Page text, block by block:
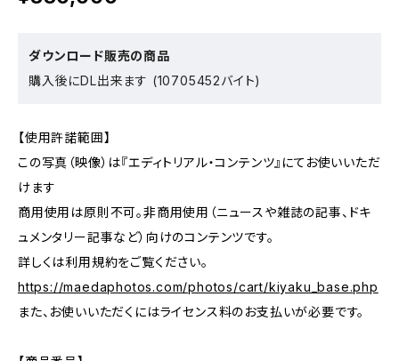
ダウンロード販売の商品
購入後にDL出来ます (10705452バイト)
【使用許諾範囲】
この写真（映像）は『エディトリアル・コンテンツ』にてお使いいただ
けます
商用使用は原則不可。非商用使用（ニュースや雑誌の記事、ドキ
ュメンタリー記事など）向けのコンテンツです。
詳しくは利用規約をご覧ください。
https://maedaphotos.com/photos/cart/kiyaku_base.php
また、お使いいただくにはライセンス料のお支払いが必要です。